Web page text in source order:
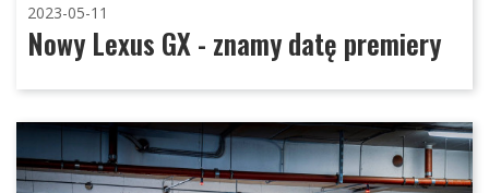
2023-05-11
Nowy Lexus GX - znamy datę premiery